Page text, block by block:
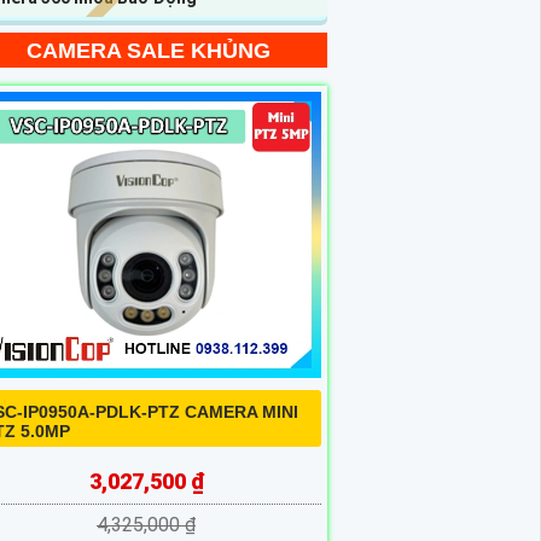
CAMERA SALE KHỦNG
IP0950A-PDLK-PTZ CAMERA MINI
5.0MP
3,027,500 ₫
4,325,000 ₫